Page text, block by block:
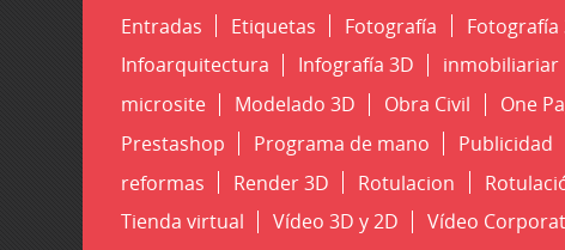
Entradas
Etiquetas Fotografía Fotografía
Infoarquitectura
Infografía 3D inmobiliariar
microsite
Modelado 3D Obra Civil One
Prestashop
Programa de mano Publicidad
reformas
Render 3D Rotulacion
Tienda virtual
Vídeo 3D y 2D Vídeo